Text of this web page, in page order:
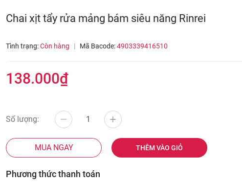
Chai xịt tẩy rửa mảng bám siêu năng Rinrei
Tình trạng:Còn hàng | Mã Bacode:4903339416510
138.000₫
Số lượng:
MUA NGAY THÊM VÀO GIỎ
Phương thức thanh toán